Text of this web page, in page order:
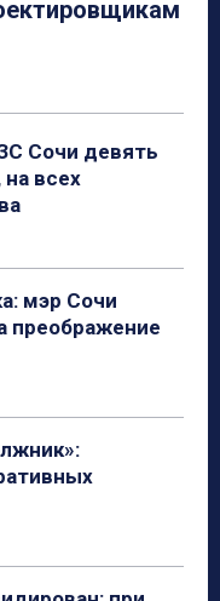
Сочи девять
всех
мэр Сочи
преображение